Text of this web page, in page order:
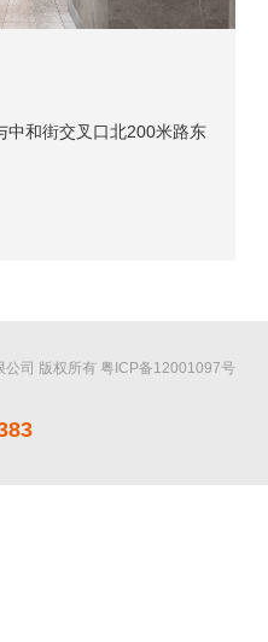
中和街交叉口北200米路东
司 版权所有 粤ICP备12001097号